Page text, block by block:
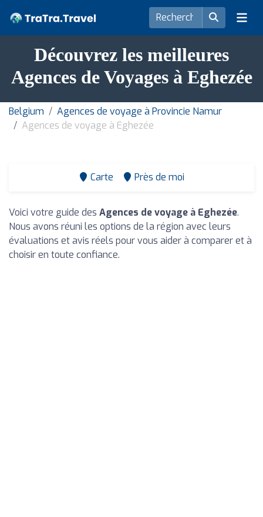
Découvrez les meilleures
Agences de Voyages à Eghezée
Belgium
Agences de voyage à Provincie Namur
Agences de voyage à Eghezée
Carte Près de moi
Voici votre guide des Agences de voyage à Eghezée.
Nous avons réuni les options de la région avec leurs
évaluations et avis réels pour vous aider à comparer et à
choisir en toute confiance.